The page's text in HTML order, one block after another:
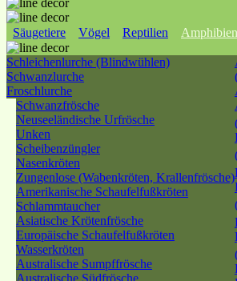
Säugetiere Vögel Reptilien Amphibien
Schleichenlurche (Blindwühlen)
Schwanzlurche
Froschlurche
Schwanzfrösche
Neuseeländische Urfrösche
Unken
Scheibenzüngler
Nasenkröten
Zungenlose (Wabenkröten, Krallenfrösche)
Amerikanische Schaufelfußkröten
Schlammtaucher
Asiatische Krötenfrösche
Europäische Schaufelfußkröten
Wasserkröten
Australische Sumpffrösche
Australische Südfrösche